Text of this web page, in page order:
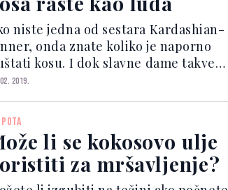
niste jedna od sestara Kardashian-
onda znate koliko je naporno
kosu. I dok slavne dame takve
rješavaju ekstenzijama i
na čekanje. No sada je jedna
blogerica otkr...
2019.
li se kokosovo ulje
za mršavljenje?